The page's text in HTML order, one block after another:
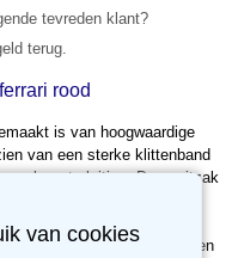
tevreden klant?
terug.
rood
is van hoogwaardige
van een sterke klittenband
met sluiting. Deze zitzak
die ervoor zorgen dat deze
is voorzien van een
eenvoudig schoon worden
van cookies